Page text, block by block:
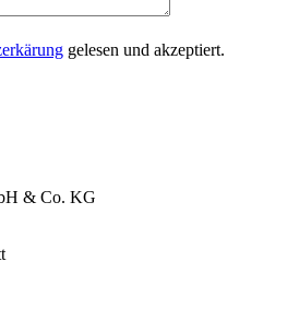
gelesen und akzeptiert.
& Co. KG